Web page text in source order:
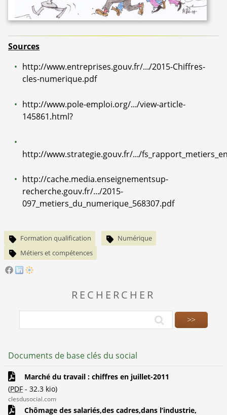
Sources
http://www.entreprises.gouv.fr/.../2015-Chiffres-
cles-numerique.pdf
http://www.pole-emploi.org/.../view-article-
145861.html?
http://www.strategie.gouv.fr/.../
http://cache.media.enseignementsup-
recherche.gouv.fr/.../2015-
097_metiers_du_numerique_568307.pdf
Formation qualification
Numérique
Métiers et compétences
RECHERCHER
Documents de base clés du social
Marché du travail : chiffres en juillet-2011
(PDF - 32.3 kio)
clesdusocial.com
Chômage des salariés,des cadres,dans l’industrie,